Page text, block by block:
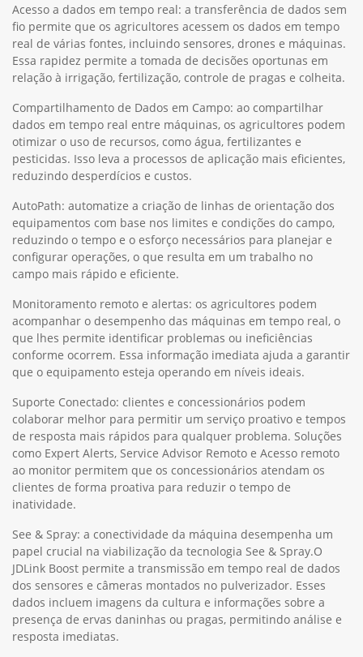
Acesso a dados em tempo real: a transferência de dados sem
fio permite que os agricultores acessem os dados em tempo
real de várias fontes, incluindo sensores, drones e máquinas.
Essa rapidez permite a tomada de decisões oportunas em
relação à irrigação, fertilização, controle de pragas e colheita.
Compartilhamento de Dados em Campo: ao compartilhar
dados em tempo real entre máquinas, os agricultores podem
otimizar o uso de recursos, como água, fertilizantes e
pesticidas. Isso leva a processos de aplicação mais eficientes,
reduzindo desperdícios e custos.
AutoPath: automatize a criação de linhas de orientação dos
equipamentos com base nos limites e condições do campo,
reduzindo o tempo e o esforço necessários para planejar e
configurar operações, o que resulta em um trabalho no
campo mais rápido e eficiente.
Monitoramento remoto e alertas: os agricultores podem
acompanhar o desempenho das máquinas em tempo real, o
que lhes permite identificar problemas ou ineficiências
conforme ocorrem. Essa informação imediata ajuda a garantir
que o equipamento esteja operando em níveis ideais.
Suporte Conectado: clientes e concessionários podem
colaborar melhor para permitir um serviço proativo e tempos
de resposta mais rápidos para qualquer problema. Soluções
como Expert Alerts, Service Advisor Remoto e Acesso remoto
ao monitor permitem que os concessionários atendam os
clientes de forma proativa para reduzir o tempo de
inatividade.
See & Spray: a conectividade da máquina desempenha um
papel crucial na viabilização da tecnologia See & Spray.O
JDLink Boost permite a transmissão em tempo real de dados
dos sensores e câmeras montados no pulverizador. Esses
dados incluem imagens da cultura e informações sobre a
presença de ervas daninhas ou pragas, permitindo análise e
resposta imediatas.